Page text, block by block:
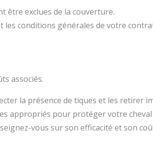
être exclues de la couverture.
conditions générales de votre
associés.
la présence de tiques et les retirer
appropriés pour protéger votre
vous sur son efficacité et son